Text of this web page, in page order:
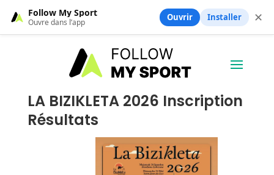
LA BIZIKLETA 2026 Inscription
Résultats
Follow My Sport
Ouvre dans l’app Ouvrir Installer ✕